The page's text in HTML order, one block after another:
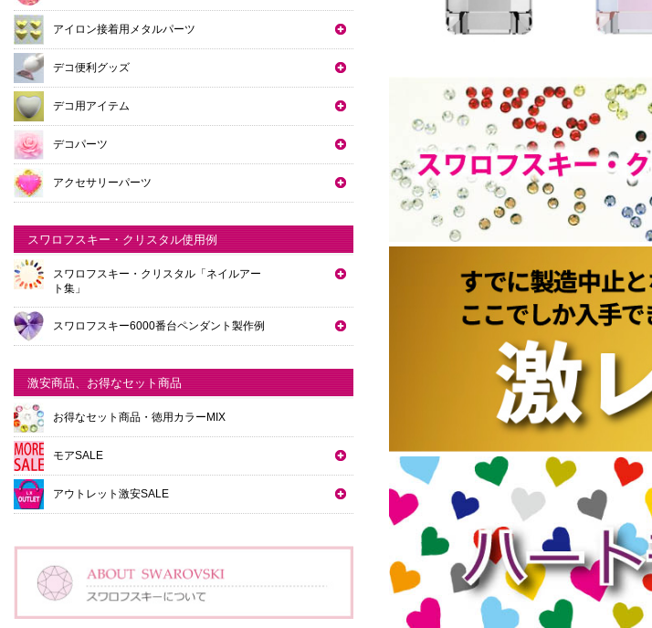
アイロン接着用メタルパーツ
デコ便利グッズ
デコ用アイテム
デコパーツ
アクセサリーパーツ
スワロフスキー・クリスタル使用例
スワロフスキー・クリスタル「ネイルアー
ト集」
スワロフスキー6000番台ペンダント製作例
激安商品、お得なセット商品
お得なセット商品・徳用カラーMIX
モアSALE
アウトレット激安SALE